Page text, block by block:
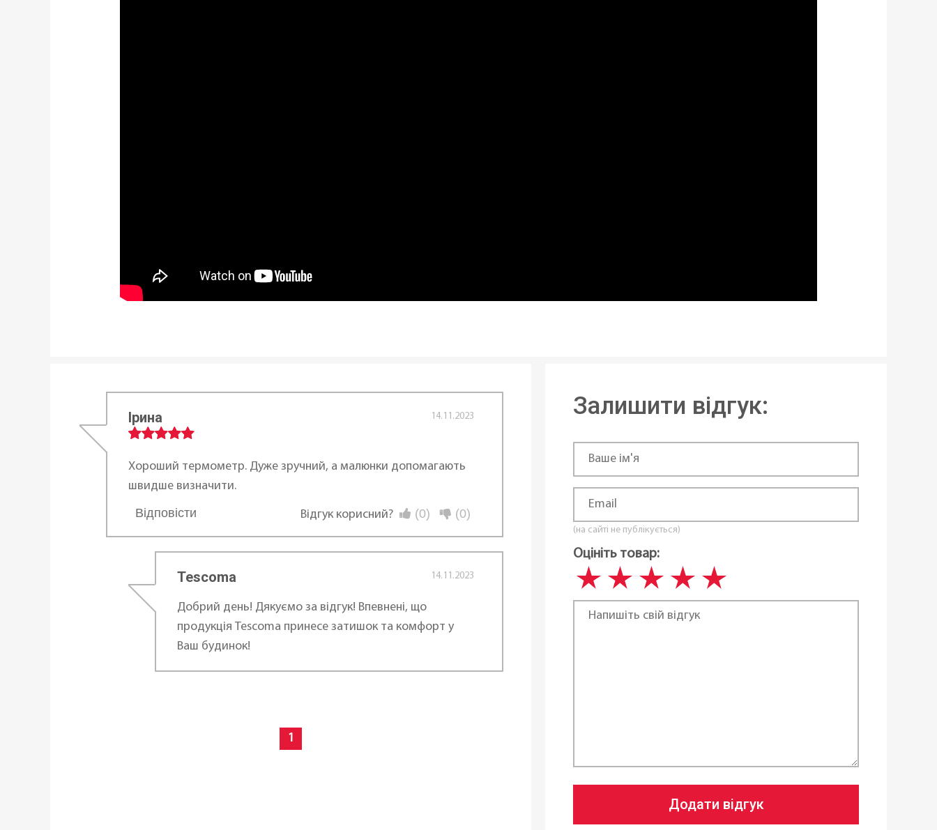
Ірина 14.11.2023
Хороший термометр. Дуже зручний, а малюнки допомагають
швидше визначити.
...Відповісти Відгук корисний? (0) (0)
Tescoma 14.11.2023
Добрий день! Дякуємо за відгук! Впевнені, що
продукція Tescoma принесе затишок та комфорт у
Ваш будинок!
1
Залишити відгук:
(на сайті не публікується)
Оцініть товар:
Додати відгук